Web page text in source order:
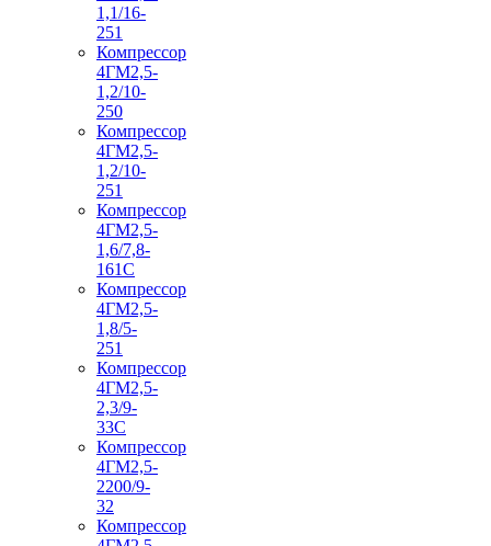
1,1/16-
251
Компрессор
4ГМ2,5-
1,2/10-
250
Компрессор
4ГМ2,5-
1,2/10-
251
Компрессор
4ГМ2,5-
1,6/7,8-
161С
Компрессор
4ГМ2,5-
1,8/5-
251
Компрессор
4ГМ2,5-
2,3/9-
33С
Компрессор
4ГМ2,5-
2200/9-
32
Компрессор